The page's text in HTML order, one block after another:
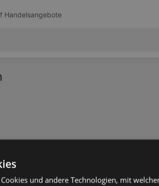
Handelsangebote
und andere Technologien, mit